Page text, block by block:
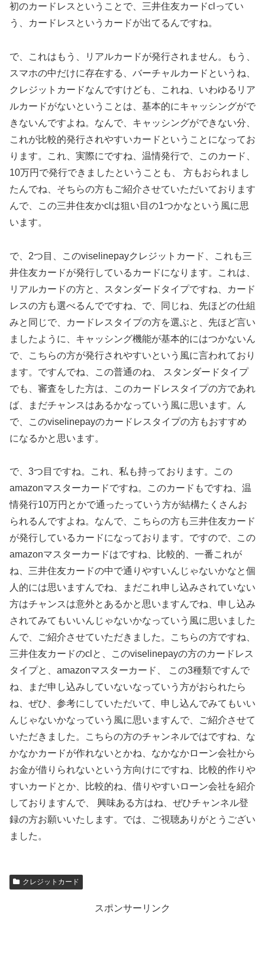
初のカードレスということで、三井住友カードclってい
う、カードレスというカードが出てるんですね。
で、これはもう、リアルカードが発行されません。もう、
スマホの中だけに存在する、バーチャルカードというね、
クレジットカードなんですけども、これね、いわゆるリア
ルカードがないということは、基本的にキャッシングがで
きないんですよね。なんで、キャッシングができない分、
これが比較的発行されやすいカードということになってお
ります。これ、実際にですね、温情発行で、このカード、
10万円で発行できましたということも、 方もおられまし
たんでね、そちらの方もご紹介させていただいております
んで、この三井住友かclは狙い目の1つかなという風に思
います。
で、2つ目、このviselinepayクレジットカード、これも三
井住友カードが発行しているカードになります。これは、
リアルカードの方と、スタンダードタイプですね、カード
レスの方も選べるんでですね、で、同じね、先ほどの仕組
みと同じで、カードレスタイプの方を選ぶと、先ほど言い
ましたように、キャッシング機能が基本的にはつかないん
で、こちらの方が発行されやすいという風に言われており
ます。ですんでね、この普通のね、 スタンダードタイプ
でも、審査をした方は、このカードレスタイプの方であれ
ば、まだチャンスはあるかなっていう風に思います。ん
で、このviselinepayのカードレスタイプの方もおすすめ
になるかと思います。
で、3つ目ですね。これ、私も持っております。この
amazonマスターカードですね。このカードもですね、温
情発行10万円とかで通ったっていう方が結構たくさんお
られるんですよね。なんで、こちらの方も三井住友カード
が発行しているカードになっております。ですので、この
amazonマスターカードはですね、比較的、一番これが
ね、三井住友カードの中で通りやすいんじゃないかなと個
人的には思いますんでね、まだこれ申し込みされていない
方はチャンスは意外とあるかと思いますんでね、申し込み
されてみてもいいんじゃないかなっていう風に思いました
んで、ご紹介させていただきました。こちらの方ですね、
三井住友カードのclと、このviselinepayの方のカードレス
タイプと、amazonマスターカード、 この3種類ですんで
ね、まだ申し込みしていないなっていう方がおられたら
ね、ぜひ、参考にしていただいて、申し込んでみてもいい
んじゃないかなっていう風に思いますんで、ご紹介させて
いただきました。こちらの方のチャンネルではですね、な
かなかカードが作れないとかね、なかなかローン会社から
お金が借りられないという方向けにですね、比較的作りや
すいカードとか、比較的ね、借りやすいローン会社を紹介
しておりますんで、 興味ある方はね、ぜひチャンネル登
録の方お願いいたします。では、ご視聴ありがとうござい
ました。
クレジットカード
スポンサーリンク